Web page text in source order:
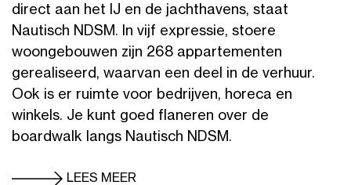
direct aan het IJ en de jachthavens, staat
Nautisch NDSM. In vijf expressie, stoere
woongebouwen zijn 268 appartementen
gerealiseerd, waarvan een deel in de verhuur.
Ook is er ruimte voor bedrijven, horeca en
winkels. Je kunt goed flaneren over de
boardwalk langs Nautisch NDSM.
LEES MEER